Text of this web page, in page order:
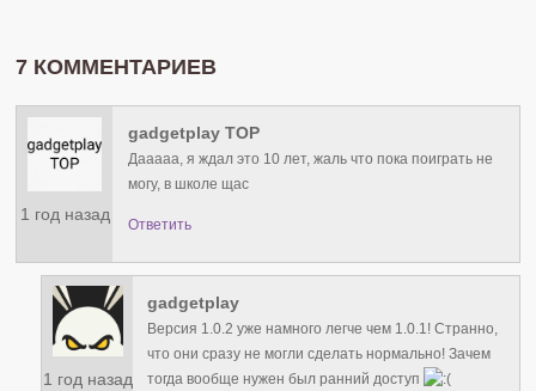
7 КОММЕНТАРИЕВ
1 год назад
gadgetplay TOP
Дааааа, я ждал это 10 лет, жаль что пока поиграть не
могу, в школе щас
Ответить
1 год назад
gadgetplay
Версия 1.0.2 уже намного легче чем 1.0.1! Странно,
что они сразу не могли сделать нормально! Зачем
тогда вообще нужен был ранний доступ